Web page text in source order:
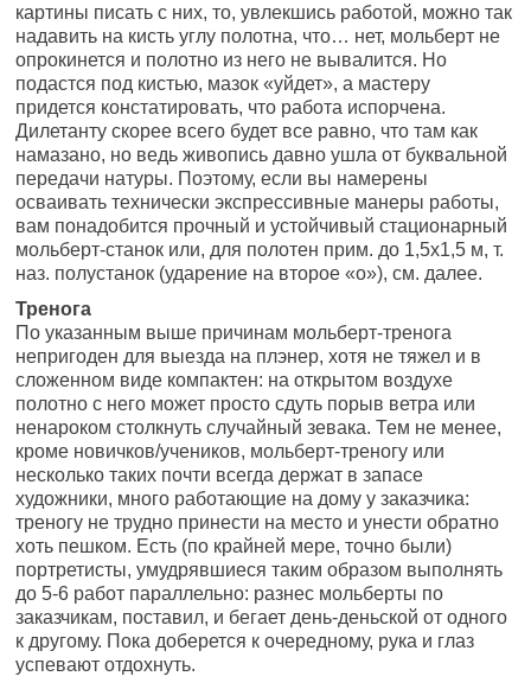
картины писать с них, то, увлекшись работой, можно так
надавить на кисть углу полотна, что… нет, мольберт не
опрокинется и полотно из него не вывалится. Но
подастся под кистью, мазок «уйдет», а мастеру
придется констатировать, что работа испорчена.
Дилетанту скорее всего будет все равно, что там как
намазано, но ведь живопись давно ушла от буквальной
передачи натуры. Поэтому, если вы намерены
осваивать технически экспрессивные манеры работы,
вам понадобится прочный и устойчивый стационарный
мольберт-станок или, для полотен прим. до 1,5х1,5 м, т.
наз. полустанок (ударение на второе «о»), см. далее.
Тренога
По указанным выше причинам мольберт-тренога
непригоден для выезда на плэнер, хотя не тяжел и в
сложенном виде компактен: на открытом воздухе
полотно с него может просто сдуть порыв ветра или
ненароком столкнуть случайный зевака. Тем не менее,
кроме новичков/учеников, мольберт-треногу или
несколько таких почти всегда держат в запасе
художники, много работающие на дому у заказчика:
треногу не трудно принести на место и унести обратно
хоть пешком. Есть (по крайней мере, точно были)
портретисты, умудрявшиеся таким образом выполнять
до 5-6 работ параллельно: разнес мольберты по
заказчикам, поставил, и бегает день-деньской от одного
к другому. Пока доберется к очередному, рука и глаз
успевают отдохнуть.